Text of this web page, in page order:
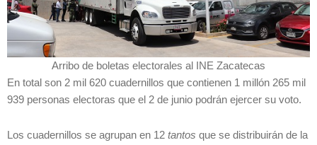
Arribo de boletas electorales al INE Zacatecas
En total son 2 mil 620 cuadernillos que contienen 1 millón 265 mil
939 personas electoras que el 2 de junio podrán ejercer su voto.
Los cuadernillos se agrupan en 12 tantos que se distribuirán de la